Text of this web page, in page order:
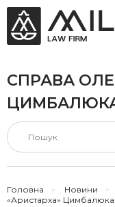
СПРАВА
Головна > Новини >
«Аристарха» Цимбалюка